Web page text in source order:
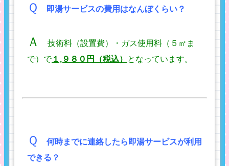
Ｑ 即湯サービスの費用はなんぼくらい？
Ａ
技術料（設置費）・ガス使用料（５㎥ま
で）で１,９８０円（税込） となっています。
Ｑ
何時までに連絡したら即湯サービスが利用
できる？